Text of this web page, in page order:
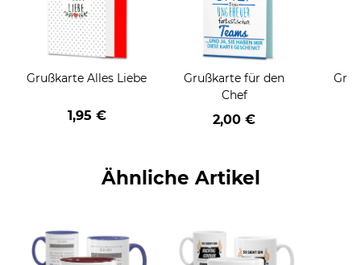
Grußkarte Alles Liebe
1,95 €
Grußkarte für den
Chef
2,00 €
Ähnliche Artikel